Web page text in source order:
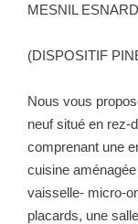
MESNIL ESNARD
(DISPOSITIF
Nous vous
neuf situé en rez-
comprenant une
cuisine
vaisselle- micro-
placards, une